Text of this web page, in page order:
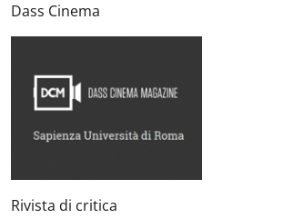
Dass Cinema
Rivista di critica